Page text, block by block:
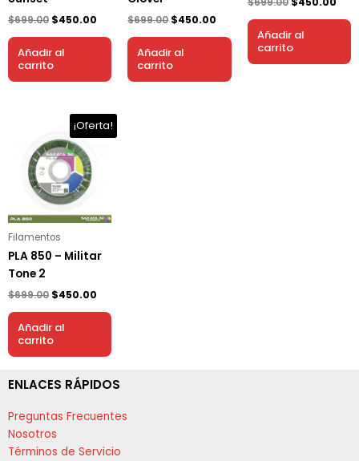
$699.00 $450.00
Añadir al
carrito
$699.00 $450.00
Añadir al
carrito
Añadir al
carrito
¡Oferta!
Filamentos
PLA 850 – Militar
Tone 2
$699.00
precio
original
era:
$699.00.
$450.00
El
precio
Añadir al
carrito
ENLACES RÁPIDOS
Preguntas Frecuentes
Nosotros
Términos de Servicio